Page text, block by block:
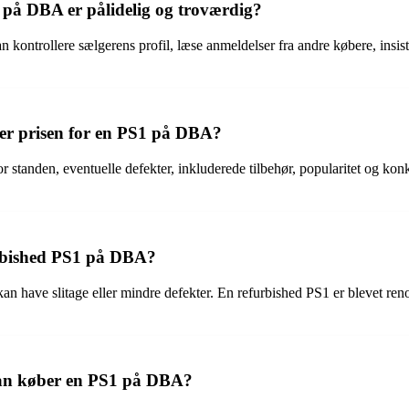
DBA er pålidelig og troværdig?
sælgerens profil, læse anmeldelser fra andre købere,
prisen for en PS1 på DBA?
eventuelle defekter, inkluderede tilbehør, popularitet og
PS1 på DBA?
have slitage eller mindre defekter. En refurbished PS1 er blevet
køber en PS1 på DBA?